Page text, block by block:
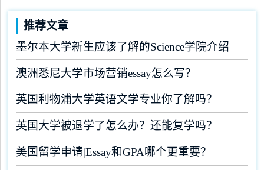
推荐文章
墨尔本大学新生应该了解的Science学院介绍
澳洲悉尼大学市场营销essay怎么写？
英国利物浦大学英语文学专业你了解吗？
英国大学被退学了怎么办？还能复学吗？
美国留学申请|Essay和GPA哪个更重要？